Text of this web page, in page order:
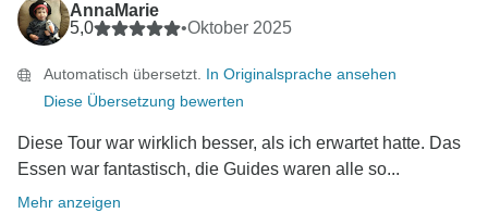
AnnaMarie
5,0
•Oktober 2025
Automatisch übersetzt. In Originalsprache ansehen
Diese Übersetzung bewerten
Diese Tour war wirklich besser, als ich erwartet hatte. Das
Essen war fantastisch, die Guides waren alle so...
Mehr anzeigen